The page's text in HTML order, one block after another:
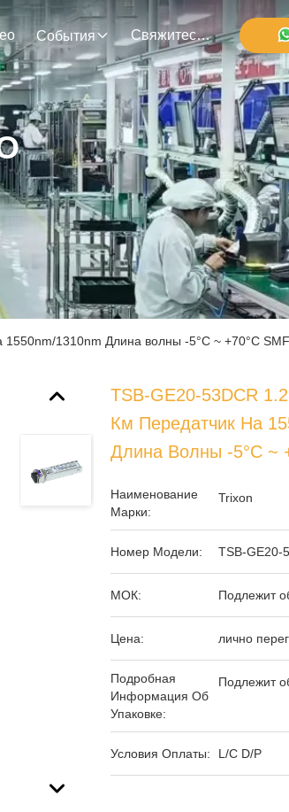
События Свяжитесь Мы
1310nm Длина волны -5°C ~ +70°C SMF
TSB-GE20-53DCR
Км Передатчик На
Длина Волны -5°C ~
Наименование
Марки:
Trixon
Номер Модели: TSB-GE20-
МОК: Подлежит
Цена: лично
Подробная
Информация Об
Упаковке:
Подлежит
Условия Оплаты: L/C D/P